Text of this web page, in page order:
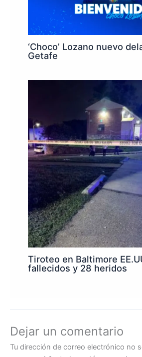
‘Choco’ Lozano nuevo
Getafe
Tiroteo en Baltimore
fallecidos y 28 heridos
Dejar un comentario
Tu dirección de correo electrónico no